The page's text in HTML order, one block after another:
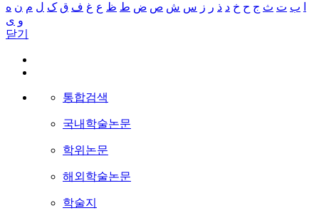
ب ت ث ج ح خ د ذ ر ز س ش ص ض ط ظ ع غ ف ق ک ل م ن ه
و ی
닫기
통합검색
국내학술논문
학위논문
해외학술논문
학술지